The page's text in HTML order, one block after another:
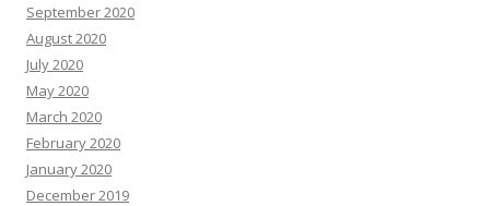
September 2020
August 2020
July 2020
May 2020
March 2020
February 2020
January 2020
December 2019